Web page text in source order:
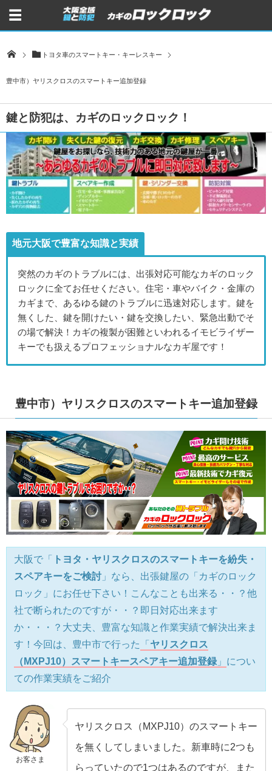
トヨタ車のスマートキー・キーレスキー
豊中市）ヤリスクロスのスマートキー追加登録
鍵と防犯は、カギのロックロック！
地元大阪で豊富な知識と実績
突然のカギのトラブルには、出張対応可能なカギのロック
ロックに全てお任せください。住宅・車やバイク・金庫の
カギまで、あるゆる鍵のトラブルに迅速対応します。鍵を
無くした、鍵を開けたい・鍵を交換したい、緊急出動でそ
の場で解決！カギの複製が困難といわれるイモビライザー
キーでも扱えるプロフェッショナルなカギ屋です！
豊中市）ヤリスクロスのスマートキー追加登録
大阪で「
トヨタ・ヤリスクロスのスマートキーを紛失・
スペアキーをご検討 」なら、出張鍵屋の「カギのロック
ロック」にお任せ下さい！こんなことも出来る・・？他
社で断られたのですが・・？即日対応出来ます
か・・・？大丈夫、豊富な知識と作業実績で解決出来ま
す！今回は、豊中市で行った
「 ヤリスクロス
（MXPJ10）スマートキースペアキー追加登録 」 につい
ての作業実績をご紹介
お客さま
ヤリスクロス（MXPJ10）のスマートキー
を無くしてしまいました。新車時に2つも
らっていたので1つはあるのですが、また